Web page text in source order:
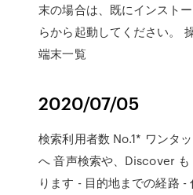
末の場合は、既にインスト
らから起動してください。
端末一覧
2020/07/05
検索利用者数 No.1* ワンタ
へ 音声検索や、Discover
ります - 目的地までの経路 -